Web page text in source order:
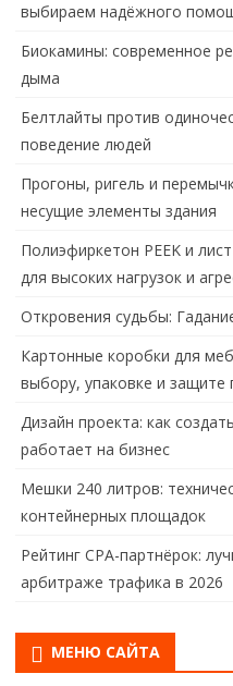
выбираем надёжного
Биокамины: современное
дыма
Белтлайты против
поведение людей
Прогоны, ригель и
несущие элементы здания
Полиэфиркетон PEEK и
для высоких нагрузок и
Откровения судьбы:
Картонные коробки для
выбору, упаковке и защите
Дизайн проекта: как
работает на бизнес
Мешки 240 литров:
контейнерных площадок
Рейтинг CPA-партнёрок:
арбитраже трафика в 2026
МЕНЮ САЙТА